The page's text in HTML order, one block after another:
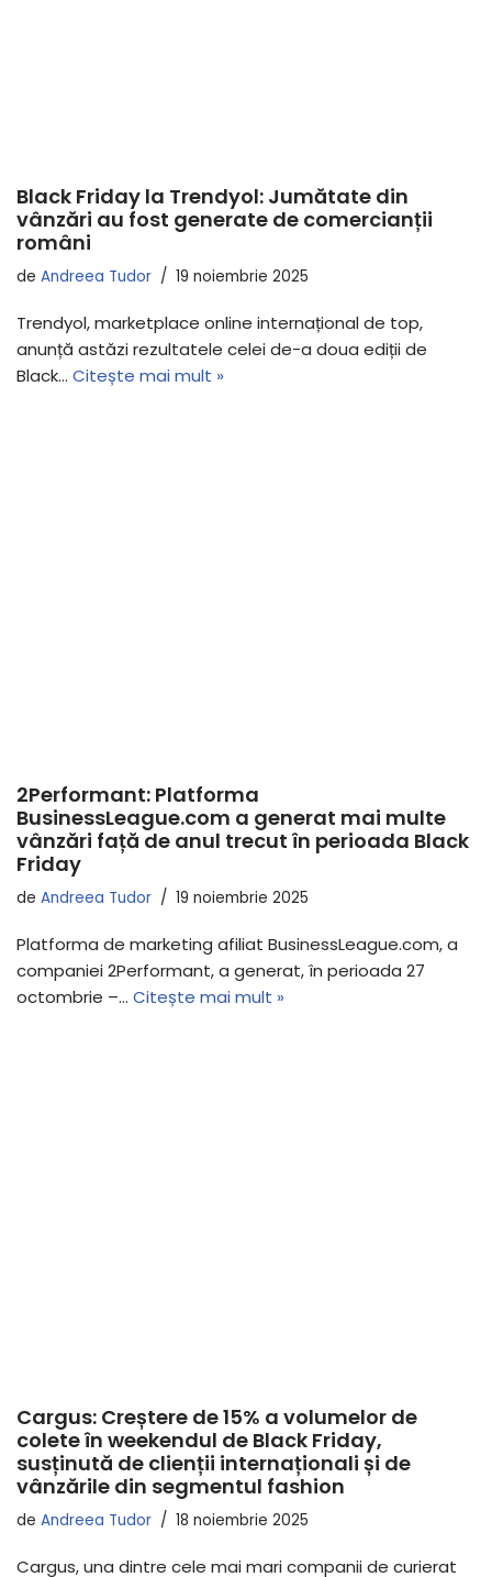
Black Friday la Trendyol: Jumătate din
vânzări au fost generate de comercianții
români
de Andreea Tudor 19 noiembrie 2025
Trendyol, marketplace online internațional de top,
anunță astăzi rezultatele celei de-a doua ediții de
Black… Citește mai mult »
2Performant: Platforma
BusinessLeague.com a generat mai multe
vânzări față de anul trecut în perioada Black
Friday
de Andreea Tudor 19 noiembrie 2025
Platforma de marketing afiliat BusinessLeague.com, a
companiei 2Performant, a generat, în perioada 27
octombrie –… Citește mai mult »
Cargus: Creștere de 15% a volumelor de
colete în weekendul de Black Friday,
susținută de clienții internaționali și de
vânzările din segmentul fashion
de Andreea Tudor 18 noiembrie 2025
Cargus, una dintre cele mai mari companii de curierat